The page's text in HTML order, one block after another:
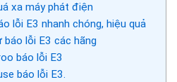
xa máy phát điện
lỗi E3 nhanh chóng, hiệu quả
báo lỗi E3 các hãng
báo lỗi E3
báo lỗi E3.